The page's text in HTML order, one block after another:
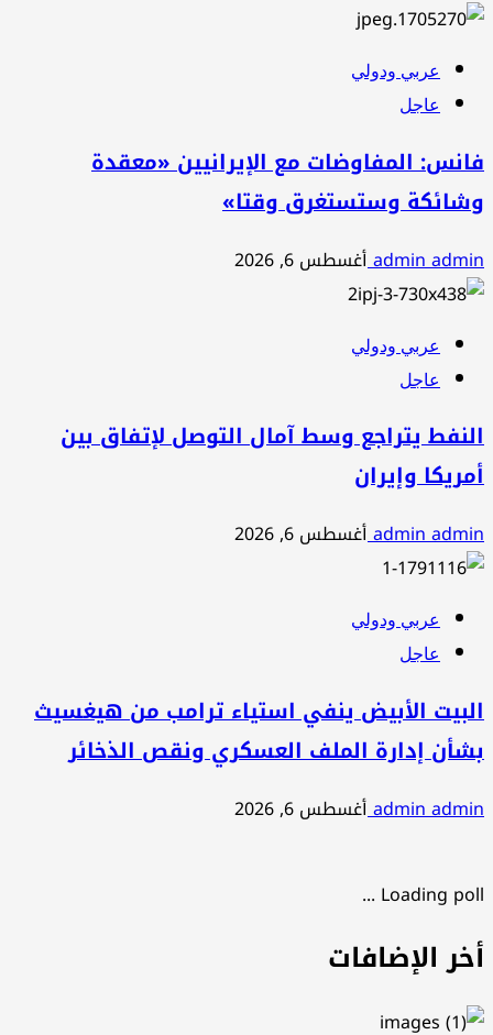
عربي ودولي
عاجل
فانس: المفاوضات مع الإيرانيين «معقدة
وشائكة وستستغرق وقتا»
admin adminأغسطس 6, 2026
عربي ودولي
عاجل
النفط يتراجع وسط آمال التوصل لإتفاق بين
أمريكا وإيران
admin adminأغسطس 6, 2026
عربي ودولي
عاجل
البيت الأبيض ينفي استياء ترامب من هيغسيث
بشأن إدارة الملف العسكري ونقص الذخائر
admin adminأغسطس 6, 2026
Loading poll ...
أخر الإضافات